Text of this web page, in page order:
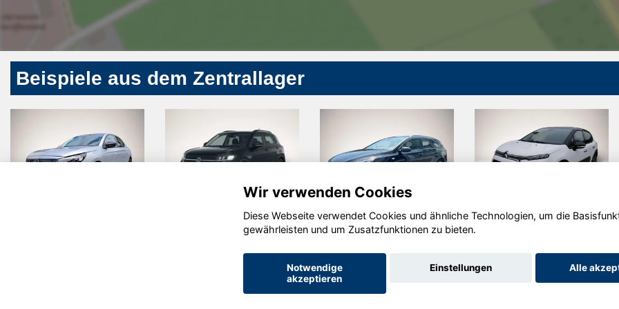
Beispiele aus dem Zentrallager
Volkswagen Kia cee'd
Sportswagon
Citroën C3
Wir verwenden Cookies
Diese Webseite verwendet Cookies und ähnliche Technologien, um die
gewährleisten und um Zusatzfunktionen zu bieten.
Notwendige
akzeptieren
Einstellungen Alle